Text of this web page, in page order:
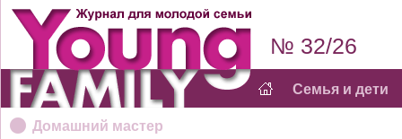
Домашний мастер
№ 32/26
Семья и дети